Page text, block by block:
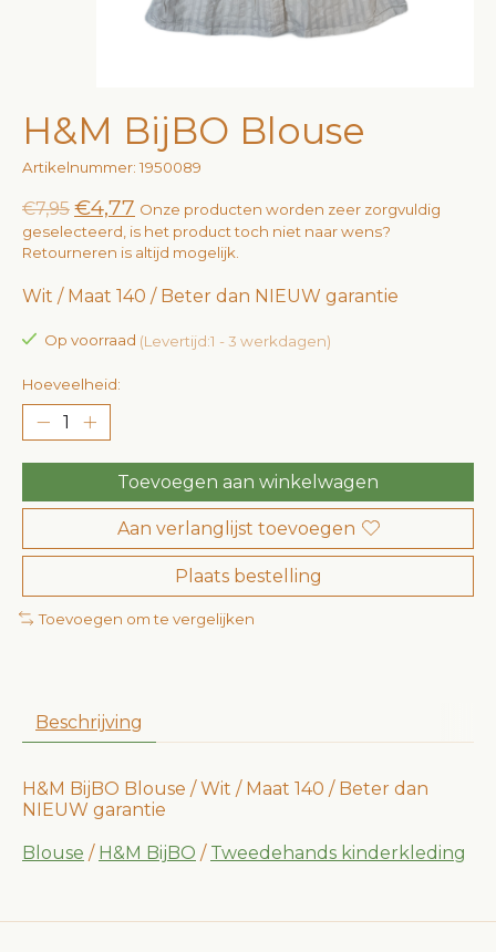
H&M BijBO Blouse
Artikelnummer: 1950089
€7,95 €4,77 Onze producten worden zeer zorgvuldig
geselecteerd, is het product toch niet naar wens?
Retourneren is altijd mogelijk.
Wit / Maat 140 / Beter dan NIEUW garantie
Op voorraad (Levertijd:1 - 3 werkdagen)
Hoeveelheid:
Toevoegen aan winkelwagen
Aan verlanglijst toevoegen
Plaats bestelling
Toevoegen om te vergelijken
Beschrijving
H&M BijBO Blouse / Wit / Maat 140 / Beter dan
NIEUW garantie
Blouse / H&M BijBO / Tweedehands kinderkleding